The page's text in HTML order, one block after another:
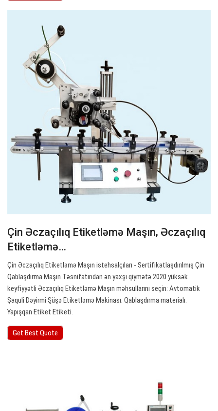
Çin Əczaçılıq Etiketləmə Maşın, Əczaçılıq
Etiketləmə…
Çin Əczaçılıq Etiketləmə Maşın istehsalçıları - Sertifikatlaşdırılmış Çin
Qablaşdırma Maşın Təsnifatından ən yaxşı qiymətə 2020 yüksək
keyfiyyətli Əczaçılıq Etiketləmə Maşın məhsullarını seçin: Avtomatik
Şaquli Dəyirmi Şüşə Etiketləmə Makinası. Qablaşdırma materialı:
Yapışqan Etiket Etiketi.
Get Best Quote